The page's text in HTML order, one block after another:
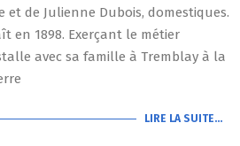
et de Julienne Dubois, domestiques.
en 1898. Exerçant le métier
avec sa famille à Tremblay à la
LIRE LA SUITE…